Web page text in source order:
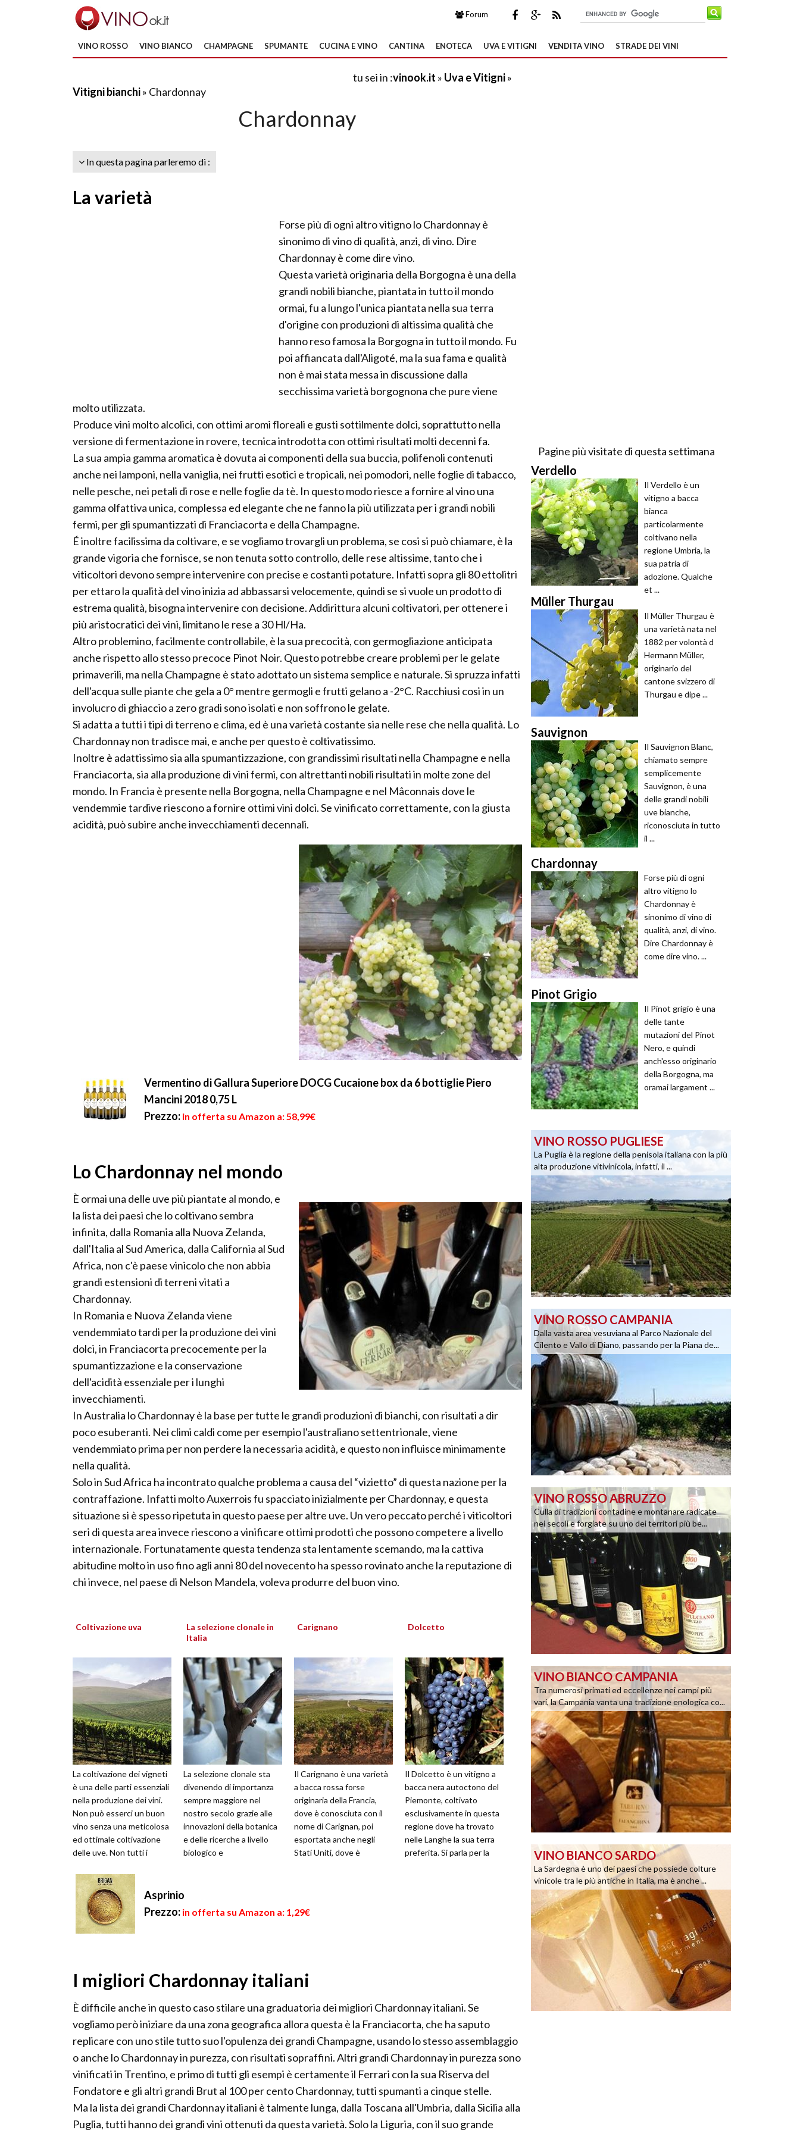
Forum
VINO ROSSO VINO BIANCO CHAMPAGNE SPUMANTE CUCINA E VINO CANTINA ENOTECA UVA E VITIGNI VENDITA VINO STRADE DEI VINI
tu sei in :vinook.it » Uva e Vitigni»
Vitigni bianchi» Chardonnay
Chardonnay
In questa pagina parleremo di :
La varietà
Forse più di ogni altro vitigno lo Chardonnay è
sinonimo di vino di qualità, anzi, di vino. Dire
Chardonnay è come dire vino.
Questa varietà originaria della Borgogna è una della
grandi nobili bianche, piantata in tutto il mondo
ormai, fu a lungo l'unica piantata nella sua terra
d'origine con produzioni di altissima qualità che
hanno reso famosa la Borgogna in tutto il mondo. Fu
poi affiancata dall'Aligoté, ma la sua fama e qualità
non è mai stata messa in discussione dalla
secchissima varietà borgognona che pure viene
molto utilizzata.
Produce vini molto alcolici, con ottimi aromi floreali e gusti sottilmente dolci, soprattutto nella
versione di fermentazione in rovere, tecnica introdotta con ottimi risultati molti decenni fa.
La sua ampia gamma aromatica è dovuta ai componenti della sua buccia, polifenoli contenuti
anche nei lamponi, nella vaniglia, nei frutti esotici e tropicali, nei pomodori, nelle foglie di tabacco,
nelle pesche, nei petali di rose e nelle foglie da tè. In questo modo riesce a fornire al vino una
gamma olfattiva unica, complessa ed elegante che ne fanno la più utilizzata per i grandi nobili
fermi, per gli spumantizzati di Franciacorta e della Champagne.
É inoltre facilissima da coltivare, e se vogliamo trovargli un problema, se cosi si può chiamare, è la
grande vigoria che fornisce, se non tenuta sotto controllo, delle rese altissime, tanto che i
viticoltori devono sempre intervenire con precise e costanti potature. Infatti sopra gli 80 ettolitri
per ettaro la qualità del vino inizia ad abbassarsi velocemente, quindi se si vuole un prodotto di
estrema qualità, bisogna intervenire con decisione. Addirittura alcuni coltivatori, per ottenere i
più aristocratici dei vini, limitano le rese a 30 Hl/Ha.
Altro problemino, facilmente controllabile, è la sua precocità, con germogliazione anticipata
anche rispetto allo stesso precoce Pinot Noir. Questo potrebbe creare problemi per le gelate
primaverili, ma nella Champagne è stato adottato un sistema semplice e naturale. Si spruzza infatti
dell'acqua sulle piante che gela a 0° mentre germogli e frutti gelano a -2°C. Racchiusi cosi in un
involucro di ghiaccio a zero gradi sono isolati e non soffrono le gelate.
Si adatta a tutti i tipi di terreno e clima, ed è una varietà costante sia nelle rese che nella qualità. Lo
Chardonnay non tradisce mai, e anche per questo è coltivatissimo.
Inoltre è adattissimo sia alla spumantizzazione, con grandissimi risultati nella Champagne e nella
Franciacorta, sia alla produzione di vini fermi, con altrettanti nobili risultati in molte zone del
mondo. In Francia è presente nella Borgogna, nella Champagne e nel Mâconnais dove le
vendemmie tardive riescono a fornire ottimi vini dolci. Se vinificato correttamente, con la giusta
acidità, può subire anche invecchiamenti decennali.
Vermentino di Gallura Superiore DOCG Cucaione box da 6 bottiglie Piero
Mancini 2018 0,75 L
Prezzo: in offerta su Amazon a: 58,99€
Lo Chardonnay nel mondo
È ormai una delle uve più piantate al mondo, e
la lista dei paesi che lo coltivano sembra
infinita, dalla Romania alla Nuova Zelanda,
dall'Italia al Sud America, dalla California al Sud
Africa, non c'è paese vinicolo che non abbia
grandi estensioni di terreni vitati a
Chardonnay.
In Romania e Nuova Zelanda viene
vendemmiato tardi per la produzione dei vini
dolci, in Franciacorta precocemente per la
spumantizzazione e la conservazione
dell'acidità essenziale per i lunghi
invecchiamenti.
In Australia lo Chardonnay è la base per tutte le grandi produzioni di bianchi, con risultati a dir
poco esuberanti. Nei climi caldi come per esempio l'australiano settentrionale, viene
vendemmiato prima per non perdere la necessaria acidità, e questo non influisce minimamente
nella qualità.
Solo in Sud Africa ha incontrato qualche problema a causa del “vizietto” di questa nazione per la
contraffazione. Infatti molto Auxerrois fu spacciato inizialmente per Chardonnay, e questa
situazione si è spesso ripetuta in questo paese per altre uve. Un vero peccato perché i viticoltori
seri di questa area invece riescono a vinificare ottimi prodotti che possono competere a livello
internazionale. Fortunatamente questa tendenza sta lentamente scemando, ma la cattiva
abitudine molto in uso fino agli anni 80 del novecento ha spesso rovinato anche la reputazione di
chi invece, nel paese di Nelson Mandela, voleva produrre del buon vino.
Coltivazione uva
La coltivazione dei vigneti
è una delle parti essenziali
nella produzione dei vini.
Non può esserci un buon
vino senza una meticolosa
ed ottimale coltivazione
delle uve. Non tutti i
La selezione clonale in
Italia
La selezione clonale sta
divenendo di importanza
sempre maggiore nel
nostro secolo grazie alle
innovazioni della botanica
e delle ricerche a livello
biologico e
Carignano
Il Carignano è una varietà
a bacca rossa forse
originaria della Francia,
dove è conosciuta con il
nome di Carignan, poi
esportata anche negli
Stati Uniti, dove è
Dolcetto
Il Dolcetto è un vitigno a
bacca nera autoctono del
Piemonte, coltivato
esclusivamente in questa
regione dove ha trovato
nelle Langhe la sua terra
preferita. Si parla per la
Asprinio
Prezzo: in offerta su Amazon a: 1,29€
I migliori Chardonnay italiani
È difficile anche in questo caso stilare una graduatoria dei migliori Chardonnay italiani. Se
vogliamo però iniziare da una zona geografica allora questa è la Franciacorta, che ha saputo
replicare con uno stile tutto suo l'opulenza dei grandi Champagne, usando lo stesso assemblaggio
o anche lo Chardonnay in purezza, con risultati sopraffini. Altri grandi Chardonnay in purezza sono
vinificati in Trentino, e primo di tutti gli esempi è certamente il Ferrari con la sua Riserva del
Fondatore e gli altri grandi Brut al 100 per cento Chardonnay, tutti spumanti a cinque stelle.
Ma la lista dei grandi Chardonnay italiani è talmente lunga, dalla Toscana all'Umbria, dalla Sicilia alla
Puglia, tutti hanno dei grandi vini ottenuti da questa varietà. Solo la Liguria, con il suo grande
Pagine più visitate di questa settimana
Verdello
Il Verdello è un
vitigno a bacca
bianca
particolarmente
coltivano nella
regione Umbria, la
sua patria di
adozione. Qualche
et ...
Müller Thurgau
Il Müller Thurgau è
una varietà nata nel
1882 per volontà d
Hermann Müller,
originario del
cantone svizzero di
Thurgau e dipe ...
Sauvignon
Il Sauvignon Blanc,
chiamato sempre
semplicemente
Sauvignon, è una
delle grandi nobili
uve bianche,
riconosciuta in tutto
il ...
Chardonnay
Forse più di ogni
altro vitigno lo
Chardonnay è
sinonimo di vino di
qualità, anzi, di vino.
Dire Chardonnay è
come dire vino. ...
Pinot Grigio
Il Pinot grigio è una
delle tante
mutazioni del Pinot
Nero, e quindi
anch'esso originario
della Borgogna, ma
oramai largament ...
VINO ROSSO PUGLIESE
La Puglia è la regione della penisola italiana con la più
alta produzione vitivinicola, infatti, il ...
VINO ROSSO CAMPANIA
Dalla vasta area vesuviana al Parco Nazionale del
Cilento e Vallo di Diano, passando per la Piana de...
VINO ROSSO ABRUZZO
Culla di tradizioni contadine e montanare radicate
nei secoli e forgiate su uno dei territori più be...
VINO BIANCO CAMPANIA
Tra numerosi primati ed eccellenze nei campi più
vari, la Campania vanta una tradizione enologica co...
VINO BIANCO SARDO
La Sardegna è uno dei paesi che possiede colture
vinicole tra le più antiche in Italia, ma è anche ...